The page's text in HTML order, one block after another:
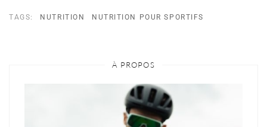
TAGS: NUTRITION NUTRITION POUR SPORTIFS
À PROPOS